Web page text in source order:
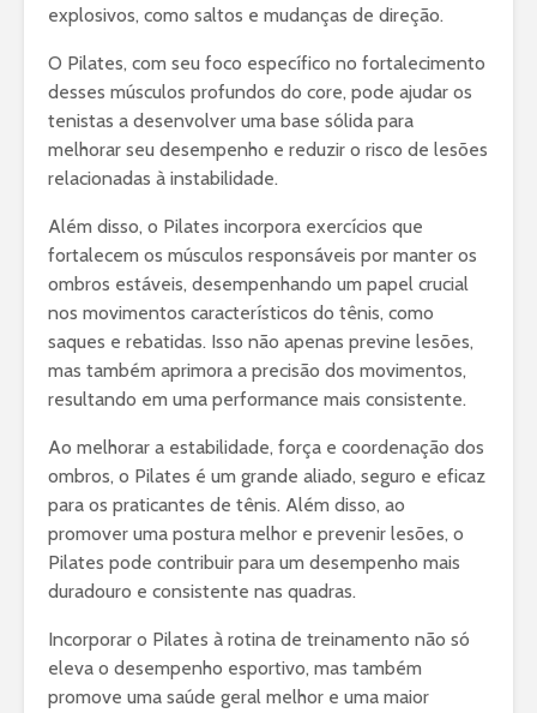
explosivos, como saltos e mudanças de direção.
O Pilates, com seu foco específico no fortalecimento
desses músculos profundos do core, pode ajudar os
tenistas a desenvolver uma base sólida para
melhorar seu desempenho e reduzir o risco de lesões
relacionadas à instabilidade.
Além disso, o Pilates incorpora exercícios que
fortalecem os músculos responsáveis por manter os
ombros estáveis, desempenhando um papel crucial
nos movimentos característicos do tênis, como
saques e rebatidas. Isso não apenas previne lesões,
mas também aprimora a precisão dos movimentos,
resultando em uma performance mais consistente.
Ao melhorar a estabilidade, força e coordenação dos
ombros, o Pilates é um grande aliado, seguro e eficaz
para os praticantes de tênis. Além disso, ao
promover uma postura melhor e prevenir lesões, o
Pilates pode contribuir para um desempenho mais
duradouro e consistente nas quadras.
Incorporar o Pilates à rotina de treinamento não só
eleva o desempenho esportivo, mas também
promove uma saúde geral melhor e uma maior